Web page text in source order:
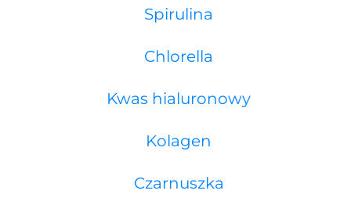
Spirulina
Chlorella
Kwas hialuronowy
Kolagen
Czarnuszka